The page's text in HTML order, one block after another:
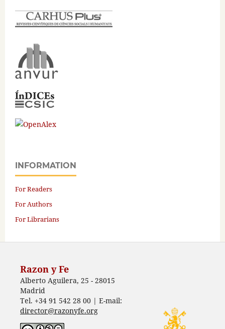
INFORMATION
For Readers
For Authors
For Librarians
Razon y Fe
Alberto Aguilera, 25 - 28015
Madrid
Tel. +34 91 542 28 00 | E-mail:
director@razonyfe.org